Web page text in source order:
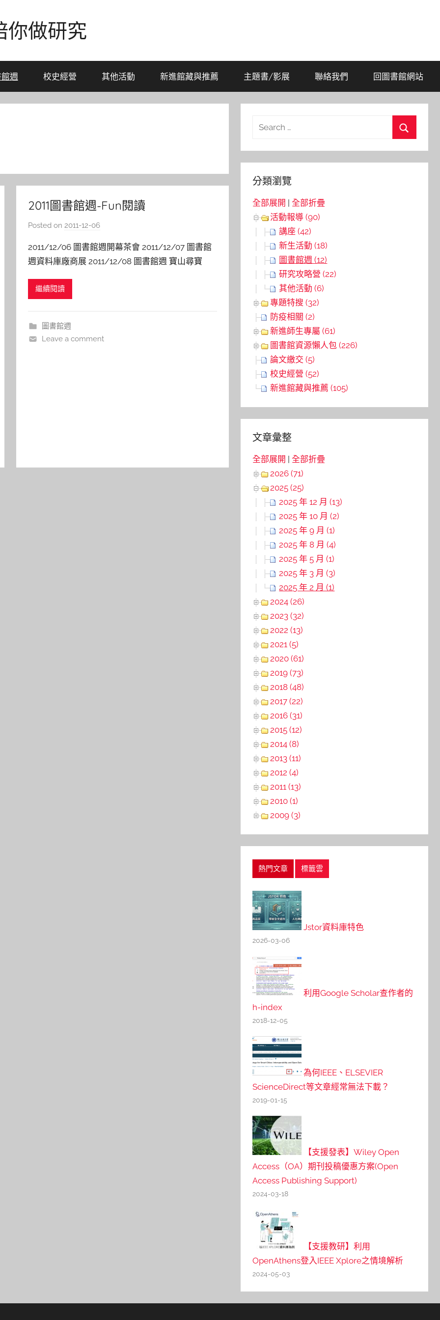
你做研究
週 校史經營 其他活動 新進館藏與推薦 主題書/影展 聯絡我們 回圖書館網站
2011圖書館週-Fun閱讀
Posted on2011-12-06
s
h
a
2011/12/06 圖書館週開幕茶會 2011/12/07 圖書館
週資料庫廠商展 2011/12/08 圖書館週 寶山尋寶
繼續閱讀
圖書館週
Leave a comment
Search
分類瀏覽
全部展開 |全部折疊
活動報導 (90)
講座 (42)
新生活動 (18)
圖書館週 (12)
研究攻略營 (22)
其他活動 (6)
專題特搜 (32)
防疫相關 (2)
新進師生專屬 (61)
圖書館資源懶人包 (226)
論文繳交 (5)
校史經營 (52)
新進館藏與推薦 (105)
文章彙整
全部展開 |全部折疊
2026 (71)
2025 (25)
2025 年 12 月 (13)
2025 年 10 月 (2)
2025 年 9 月 (1)
2025 年 8 月 (4)
2025 年 5 月 (1)
2025 年 3 月 (3)
2025 年 2 月 (1)
2024 (26)
2023 (32)
2022 (13)
2021 (5)
2020 (61)
2019 (73)
2018 (48)
2017 (22)
2016 (31)
2015 (12)
2014 (8)
2013 (11)
2012 (4)
2011 (13)
2010 (1)
2009 (3)
熱門文章 標籤雲
Jstor資料庫特色
2026-03-06
利用Google Scholar查作者的
h-index
2018-12-05
為何IEEE、ELSEVIER
ScienceDirect等文章經常無法下載？
2019-01-15
【支援發表】Wiley Open
Access（OA）期刊投稿優惠方案(Open
Access Publishing Support)
2024-03-18
【支援教研】利用
OpenAthens登入IEEE Xplore之情境解析
2024-05-03